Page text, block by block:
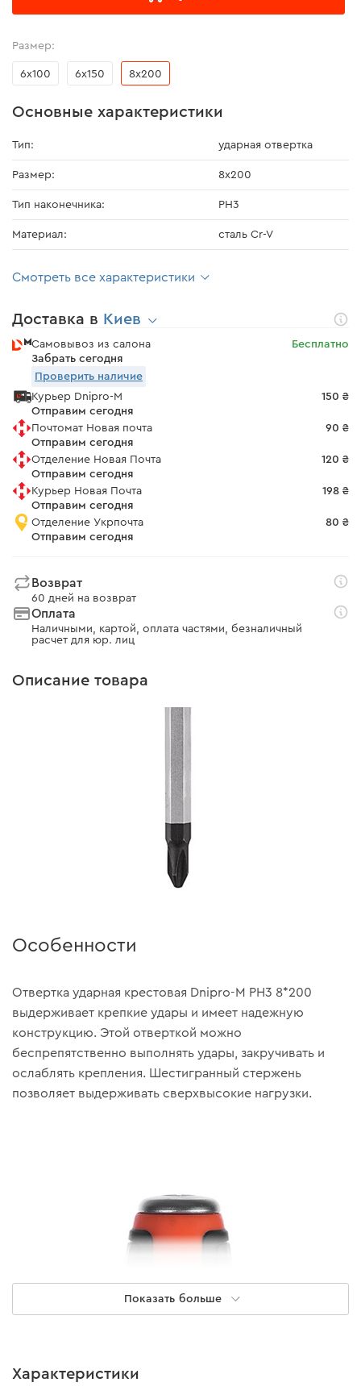
Размер:
6x100 6x150 8x200
Основные характеристики
Тип: ударная отвертка
Размер: 8x200
Тип наконечника: PH3
Материал: сталь Cr-V
Смотреть все характеристики
Доставка в Киев
Самовывоз из салона
Забрать сегодня
Бесплатно
Проверить наличие
Курьер Dnipro-M
Отправим сегодня
150 ₴
Почтомат Новая почта
Отправим сегодня
90 ₴
Отделение Новая Почта
Отправим сегодня
120 ₴
Курьер Новая Почта
Отправим сегодня
198 ₴
Отделение Укрпочта
Отправим сегодня
80 ₴
Возврат
60 дней на возврат
Оплата
Наличными, картой, оплата частями, безналичный
расчет для юр. лиц
Описание товара
Особенности
Отвертка ударная крестовая Dnipro-M PH3 8*200
выдерживает крепкие удары и имеет надежную
конструкцию. Этой отверткой можно
беспрепятственно выполнять удары, закручивать и
ослаблять крепления. Шестигранный стержень
позволяет выдерживать сверхвысокие нагрузки.
Показать больше
Характеристики